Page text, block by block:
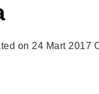
on 24 Mart 2017